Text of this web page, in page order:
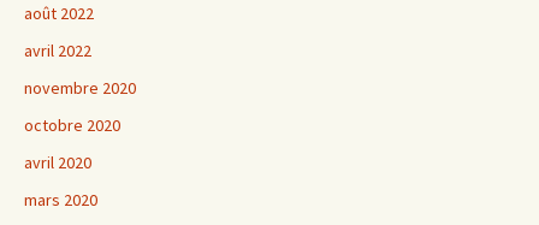
août 2022
avril 2022
novembre 2020
octobre 2020
avril 2020
mars 2020